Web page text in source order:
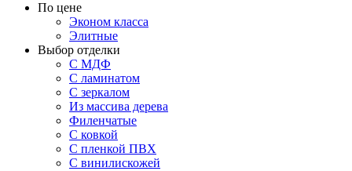
По цене
Эконом класса
Элитные
Выбор отделки
С МДФ
С ламинатом
С зеркалом
Из массива дерева
Филенчатые
С ковкой
С пленкой ПВХ
С винилискожей